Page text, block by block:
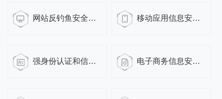
网站反钓鱼安全解决方案 移动应用信息安全解决方案
强身份认证和信息加密解决方案 电子商务信息安全解决方案